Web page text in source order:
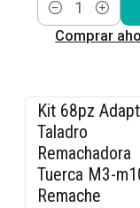
Cantidad
Comprar
-14% OFF
Kit 68pz
Taladro
Remachadora
Tuerca M3-
Remache